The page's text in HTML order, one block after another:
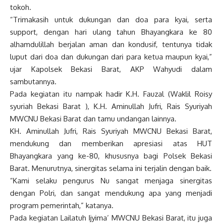
tokoh.
“Trimakasih untuk dukungan dan doa para kyai, serta
support, dengan hari ulang tahun Bhayangkara ke 80
alhamdulillah berjalan aman dan kondusif, tentunya tidak
luput dari doa dan dukungan dari para ketua maupun kyai,”
ujar Kapolsek Bekasi Barat, AKP Wahyudi dalam
sambutannya.
Pada kegiatan itu nampak hadir K.H. Fauzal (Waklil Roisy
syuriah Bekasi Barat ), K.H. Aminullah Jufri, Rais Syuriyah
MWCNU Bekasi Barat dan tamu undangan lainnya.
KH. Aminullah Jufri, Rais Syuriyah MWCNU Bekasi Barat,
mendukung dan memberikan apresiasi atas HUT
Bhayangkara yang ke-80, khususnya bagi Polsek Bekasi
Barat. Menurutnya, sinergitas selama ini terjalin dengan baik.
“Kami selaku pengurus Nu sangat menjaga sinergitas
dengan Polri, dan sangat mendukung apa yang menjadi
program pemerintah,” katanya.
Pada kegiatan Lailatuh Ijyima’ MWCNU Bekasi Barat, itu juga